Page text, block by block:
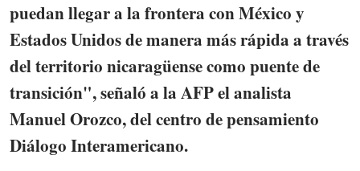
puedan llegar a la frontera con México y
Estados Unidos de manera más rápida a través
del territorio nicaragüense como puente de
transición", señaló a la AFP el analista
Manuel Orozco, del centro de pensamiento
Diálogo Interamericano.